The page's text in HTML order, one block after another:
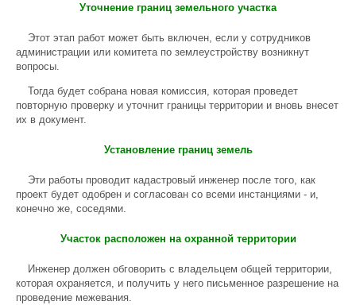
Уточнение границ земельного участка
Этот этап работ может быть включен, если у сотрудников
администрации или комитета по землеустройству возникнут
вопросы.
Тогда будет собрана новая комиссия, которая проведет
повторную проверку и уточнит границы территории и вновь внесет
их в документ.
Установление границ земель
Эти работы проводит кадастровый инженер после того, как
проект будет одобрен и согласован со всеми инстанциями - и,
конечно же, соседями.
Участок расположен на охранной территории
Инженер должен обговорить с владельцем общей территории,
которая охраняется, и получить у него письменное разрешение на
проведение межевания.